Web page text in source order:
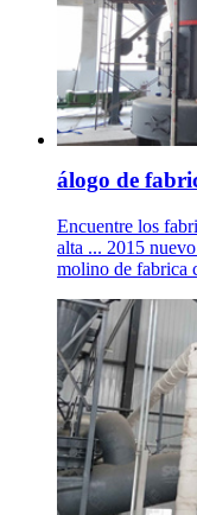
álogo de
Encuentre los
alta ... 2015
molino de fabrica